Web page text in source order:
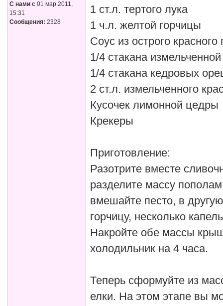
С нами с 01 мар 2011,
15:31
Сообщения: 2328
1 ст.л. тертого лука
1 ч.л. желтой горчицы
Соус из острого красного
1/4 стакана
1/4 стакана кедровых
2 ст.л. измельченного
Кусочек лимонной цедры
Крекеры
Приготовление:
Разотрите вместе
разделите массу
вмешайте песто, в
горчицу, несколько
Накройте обе массы
холодильник на 4 часа.
Теперь сформуйте из
елки. На этом этапе вы